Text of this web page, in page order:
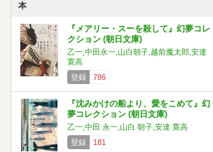
本
『メアリー・スーを殺して』幻夢コレ
クション (朝日文庫)
乙一,中田永一,山白朝子,越前魔太郎,安達
寛高
登録
786
『沈みかけの船より、愛をこめて』幻
夢コレクション (朝日文庫)
乙一,中田 永一,山白 朝子,安達 寛高
登録
181